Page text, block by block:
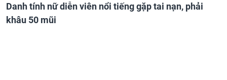
Danh tính nữ diễn viên nổi tiếng gặp tai nạn, phải
khâu 50 mũi